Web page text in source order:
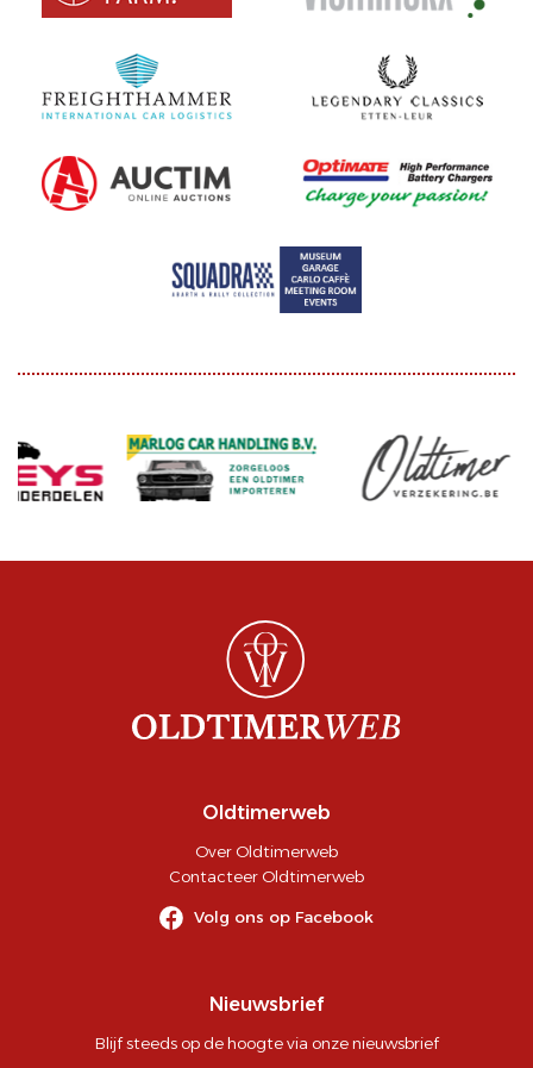
Oldtimerweb
Over Oldtimerweb
Contacteer Oldtimerweb
Volg ons op Facebook
Nieuwsbrief
Blijf steeds op de hoogte via onze nieuwsbrief